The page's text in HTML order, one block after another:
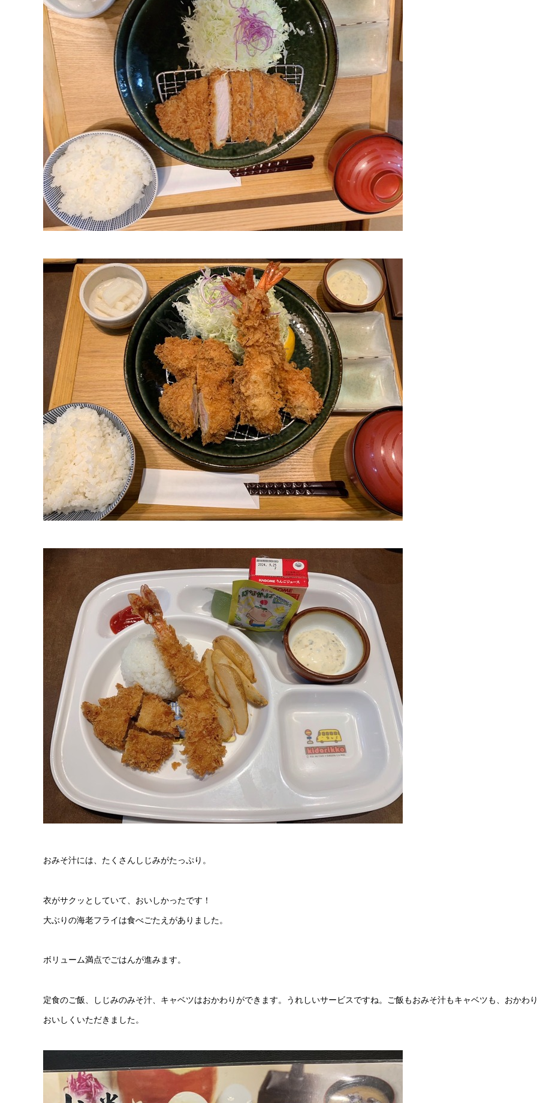
おみそ汁には、たくさんしじみがたっぷり。
衣がサクッとしていて、おいしかったです！
大ぶりの海老フライは食べごたえがありました。
ボリューム満点でごはんが進みます。
定食のご飯、しじみのみそ汁、キャベツはおかわりができます。うれしいサービスですね。ご飯もおみそ汁もキャベツも、おかわ
おいしくいただきました。